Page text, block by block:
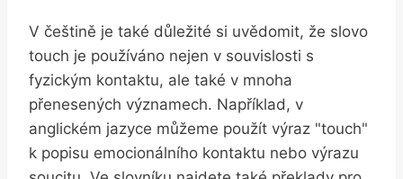
V češtině je také důležité si uvědomit, že slovo
touch je používáno nejen v souvislosti s
fyzickým kontaktu, ale také v mnoha
přenesených významech. Například, v
anglickém jazyce můžeme použít výraz "touch"
k popisu emocionálního kontaktu nebo výrazu